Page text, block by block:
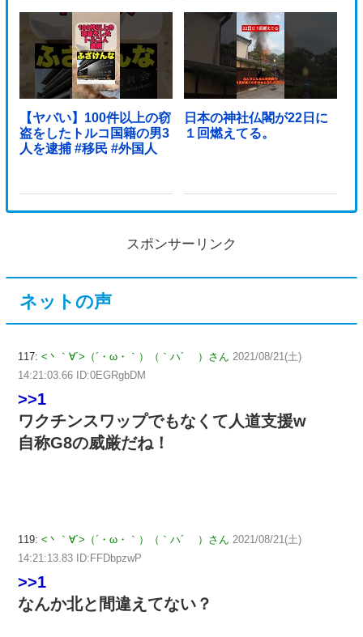
【ヤバい】100件以上の窃
盗をしたトルコ国籍の男3
人を逮捕 #移民 #外国人
日本の神社仏閣が22日に
１回燃えてる。
スポンサーリンク
ネットの声
117: <丶｀∀´>（´・ω・｀）（｀ハ´ ）さん 2021/08/21(土)
14:21:03.66 ID:0EGRgbDM
>>1
ワクチンスワップでもなくて人道支援w
自称G8の威厳だね！
119: <丶｀∀´>（´・ω・｀）（｀ハ´ ）さん 2021/08/21(土)
14:21:13.83 ID:FFDbpzwP
>>1
なんか北と間違えてない？